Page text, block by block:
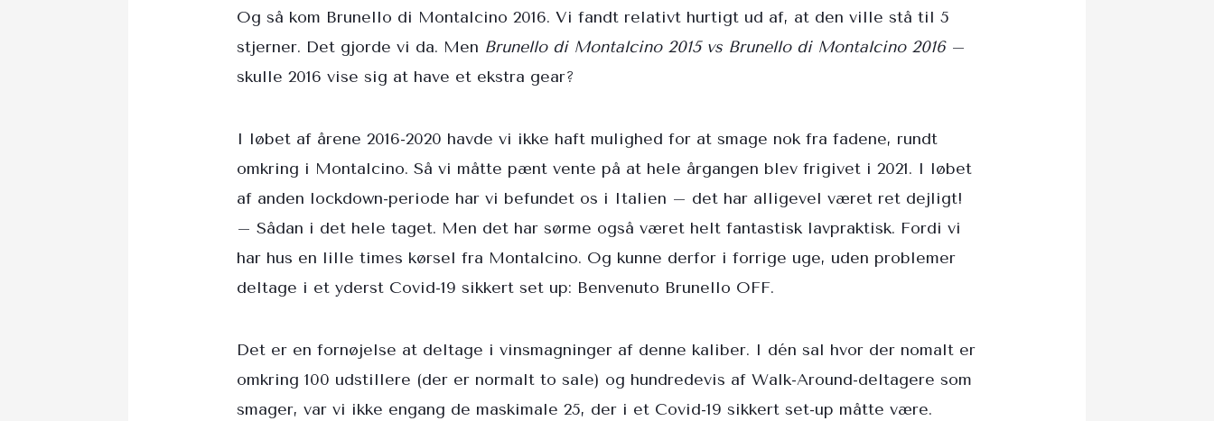
Og så kom Brunello di Montalcino 2016. Vi fandt relativt hurtigt ud af, at den ville stå til 5
stjerner. Det gjorde vi da. Men Brunello di Montalcino 2015 vs Brunello di Montalcino 2016–
skulle 2016 vise sig at have et ekstra gear?
I løbet af årene 2016-2020 havde vi ikke haft mulighed for at smage nok fra fadene, rundt
omkring i Montalcino. Så vi måtte pænt vente på at hele årgangen blev frigivet i 2021. I løbet
af anden lockdown-periode har vi befundet os i Italien – det har alligevel været ret dejligt!
– Sådan i det hele taget. Men det har sørme også været helt fantastisk lavpraktisk. Fordi vi
har hus en lille times kørsel fra Montalcino. Og kunne derfor i forrige uge, uden problemer
deltage i et yderst Covid-19 sikkert set up: Benvenuto Brunello OFF.
Det er en fornøjelse at deltage i vinsmagninger af denne kaliber. I dén sal hvor der nomalt er
omkring 100 udstillere (der er normalt to sale) og hundredevis af Walk-Around-deltagere som
smager, var vi ikke engang de maskimale 25, der i et Covid-19 sikkert set-up måtte være.